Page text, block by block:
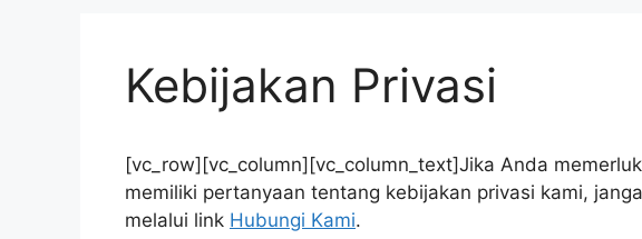
Kebijakan Privasi
[vc_row][vc_column][vc_column_text]Jika Anda
memiliki pertanyaan tentang kebijakan privasi kami,
melalui link Hubungi Kami.